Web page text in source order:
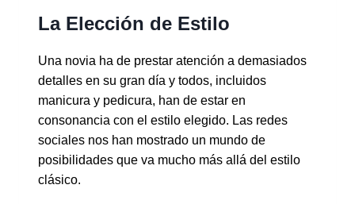
La Elección de Estilo
Una novia ha de prestar atención a demasiados
detalles en su gran día y todos, incluidos
manicura y pedicura, han de estar en
consonancia con el estilo elegido. Las redes
sociales nos han mostrado un mundo de
posibilidades que va mucho más allá del estilo
clásico.